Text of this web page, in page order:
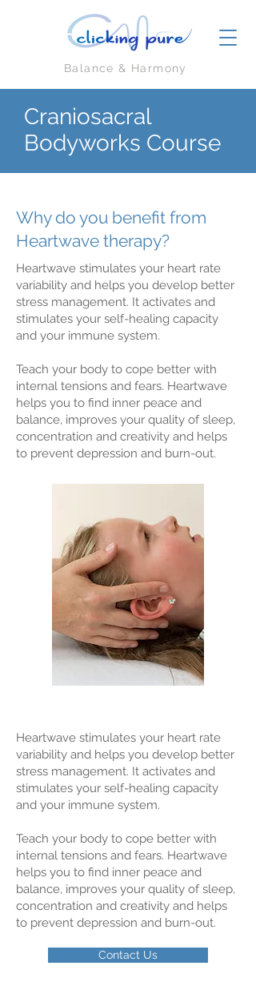
Balance & Harmony
Craniosacral
Bodyworks Course
Why do you benefit from
Heartwave therapy?
Heartwave stimulates your heart rate
variability and helps you develop better
stress management. It activates and
stimulates your self-healing capacity
and your immune system.
Teach your body to cope better with
internal tensions and fears. Heartwave
helps you to find inner peace and
balance, improves your quality of sleep,
concentration and creativity and helps
to prevent depression and burn-out.
Heartwave stimulates your heart rate
variability and helps you develop better
stress management. It activates and
stimulates your self-healing capacity
and your immune system.
Teach your body to cope better with
internal tensions and fears. Heartwave
helps you to find inner peace and
balance, improves your quality of sleep,
concentration and creativity and helps
to prevent depression and burn-out.
Contact Us